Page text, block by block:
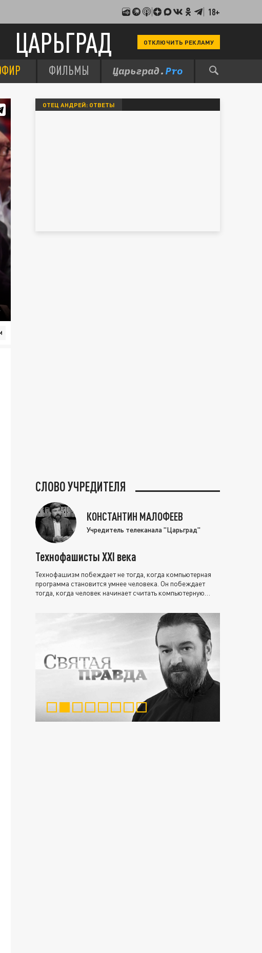
18+
ЦАРЬГРАД ОТКЛЮЧИТЬ РЕКЛАМУ
ФИЛЬМЫ
ОТЕЦ АНДРЕЙ: ОТВЕТЫ
СЛОВО УЧРЕДИТЕЛЯ
КОНСТАНТИН МАЛОФЕЕВ
Учредитель телеканала "Царьград"
Технофашисты XXI века
Технофашизм побеждает не тогда, когда компьютерная
программа становится умнее человека. Он побеждает
тогда, когда человек начинает считать компьютерную